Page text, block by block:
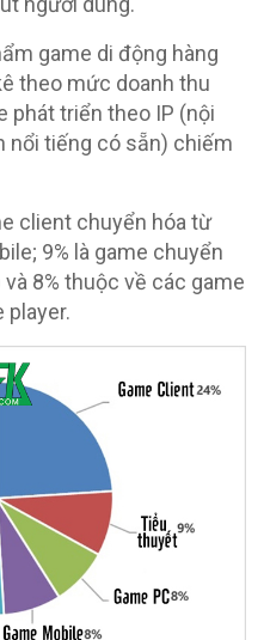
game di động hàng
theo mức doanh thu
phát triển theo IP (nội
nổi tiếng có sẵn) chiếm
client chuyển hóa từ
9% là game chuyển
8% thuộc về các game
player.